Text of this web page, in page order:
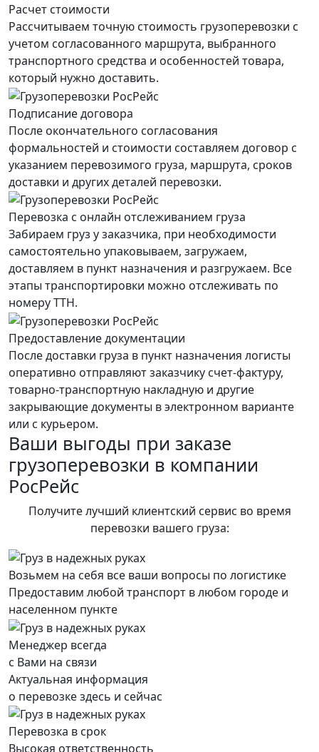
Расчет стоимости
Рассчитываем точную стоимость грузоперевозки с
учетом согласованного маршрута, выбранного
транспортного средства и особенностей товара,
который нужно доставить.
Подписание договора
После окончательного согласования
формальностей и стоимости составляем договор с
указанием перевозимого груза, маршрута, сроков
доставки и других деталей перевозки.
Перевозка с онлайн отслеживанием груза
Забираем груз у заказчика, при необходимости
самостоятельно упаковываем, загружаем,
доставляем в пункт назначения и разгружаем. Все
этапы транспортировки можно отслеживать по
номеру ТТН.
Предоставление документации
После доставки груза в пункт назначения логисты
оперативно отправляют заказчику счет-фактуру,
товарно-транспортную накладную и другие
закрывающие документы в электронном варианте
или с курьером.
Ваши выгоды при заказе
грузоперевозки в компании
РосРейс
Получите лучший клиентский сервис во время
перевозки вашего груза:
Возьмем на себя все ваши вопросы по логистике
Предоставим любой транспорт в любом городе и
населенном пункте
Менеджер всегда
с Вами на связи
Актуальная информация
о перевозке здесь и сейчас
Перевозка в срок
Высокая ответственность